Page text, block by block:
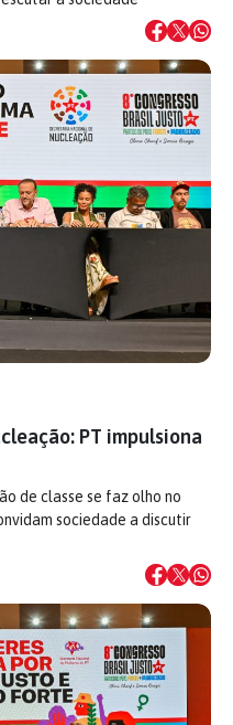
PT impulsiona
de classe se faz olho no
sociedade a discutir